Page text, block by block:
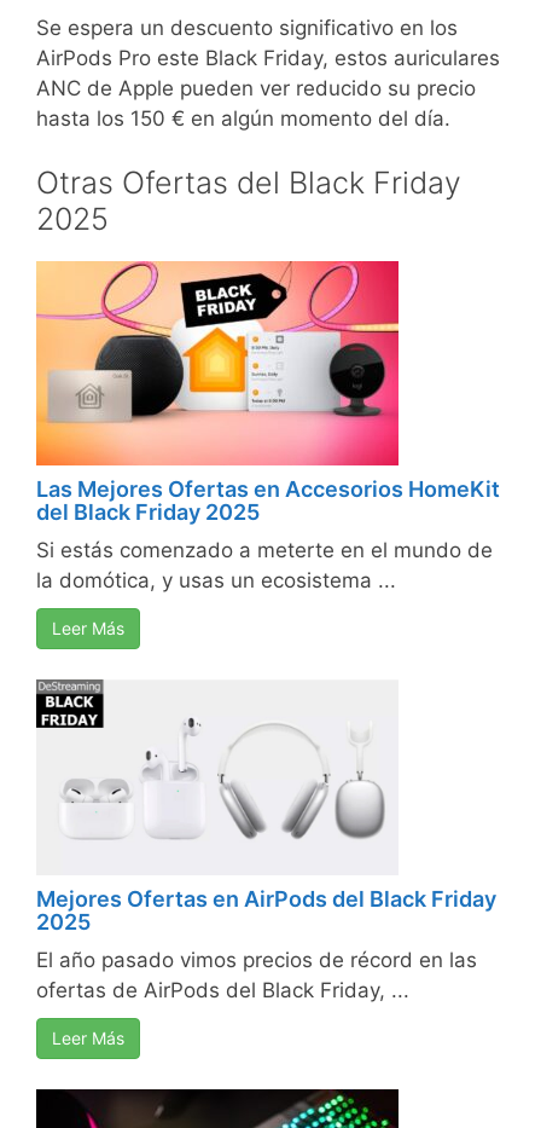
Se espera un descuento significativo en los
AirPods Pro este Black Friday, estos auriculares
ANC de Apple pueden ver reducido su precio
hasta los 150 € en algún momento del día.
Otras Ofertas del Black Friday
2025
Las Mejores Ofertas en Accesorios HomeKit
del Black Friday 2025
Si estás comenzado a meterte en el mundo de
la domótica, y usas un ecosistema ...
Leer Más
Mejores Ofertas en AirPods del Black Friday
2025
El año pasado vimos precios de récord en las
ofertas de AirPods del Black Friday, ...
Leer Más